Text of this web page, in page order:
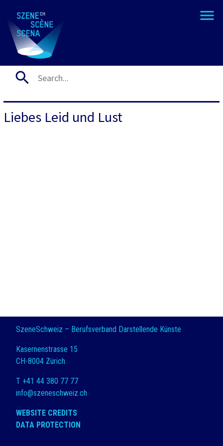
Liebes Leid und Lust
SzeneSchweiz – Berufsverband Darstellende Künste
Kasernenstrasse 15
CH-8004 Zürich
T +41 44 380 77 77
info@szeneschweiz.ch
WEBSITE CREDITS
DATA PROTECTION